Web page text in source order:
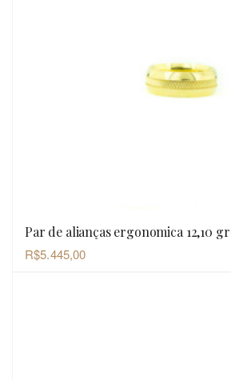
OLHADA RÁPIDA
Par de alianças ergonomica 12,10
R$5.445,00